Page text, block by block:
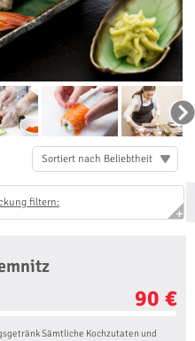
Sortiert nach Beliebtheit
filtern:
90 €
Sämtliche Kochzutaten und